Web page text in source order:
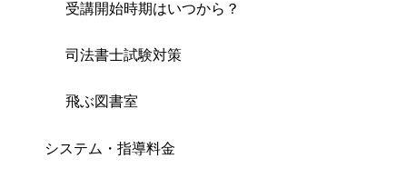
受講開始時期はいつから？
司法書士試験対策
飛ぶ図書室
システム・指導料金